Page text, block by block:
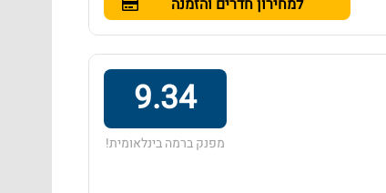
למחירון חדרים והזמנה
9.34
מפנק ברמה בינלאומית!